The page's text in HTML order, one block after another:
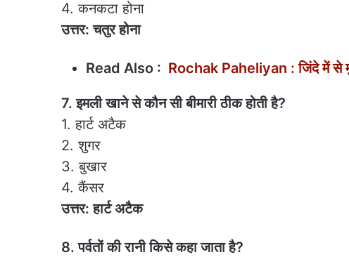
4. कनकटा होना
उत्तर: चतुर होना
Read Also : Rochak Paheliyan : जिंदे में से
7. इमली खाने से कौन सी बीमारी ठीक होती है?
1. हार्ट अटैक
2. शुगर
3. बुखार
4. कैंसर
उत्तर: हार्ट अटैक
8. पर्वतों की रानी किसे कहा जाता है?